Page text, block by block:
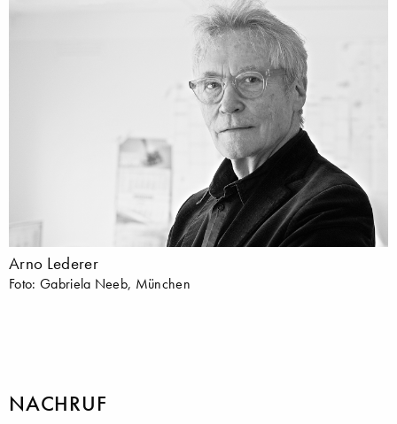
Arno Lederer
Foto: Gabriela Neeb, München
NACHRUF